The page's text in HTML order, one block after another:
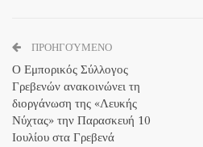
ΠΡΟΗΓΟΎΜΕΝΟ
Ο Εμπορικός Σύλλογος
Γρεβενών ανακοινώνει τη
διοργάνωση της «Λευκής
Νύχτας» την Παρασκευή 10
Ιουλίου στα Γρεβενά